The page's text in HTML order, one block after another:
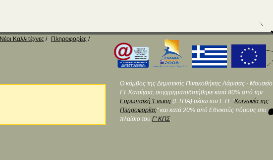
Νέοι Καλλιτέχνες
Πληροφορίες
Ο κόμβος της Δημοτικής Πινακοθήκης Λάρισας - Μουσείο
Γ.Ι. Κατσίγρα, συγχρηματοδοτήθηκε κατά 80% από την
Ευρωπαϊκή Ένωση (ΕΤΠΑ) μέσω του Ε.Π. "Κοινωνία της
Πληροφορίας" και κατά 20% από Εθνικούς πόρους στο
πλαίσιο του Γ' ΚΠΣ.